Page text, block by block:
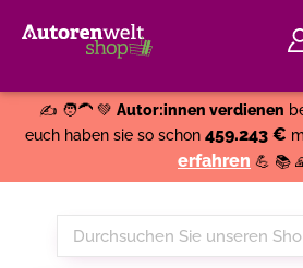
✍️ 🧑‍🦱 💚 Autor:innen verdienen
euch haben sie so schon 459.243 €
erfahren 💪 📚
Durchsuchen
Sie